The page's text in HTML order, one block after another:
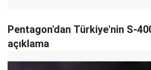
Pentagon'dan Türkiye'nin S-
açıklama